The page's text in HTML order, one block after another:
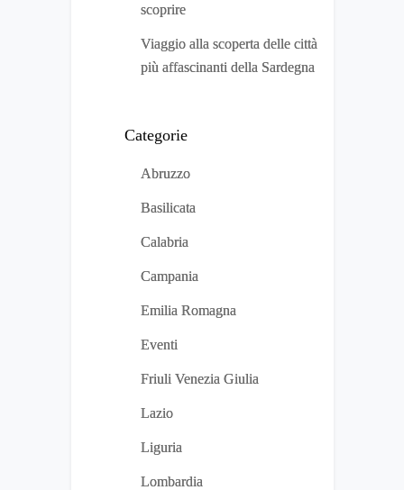
scoprire
Viaggio alla scoperta delle città
più affascinanti della Sardegna
Categorie
Abruzzo
Basilicata
Calabria
Campania
Emilia Romagna
Eventi
Friuli Venezia Giulia
Lazio
Liguria
Lombardia